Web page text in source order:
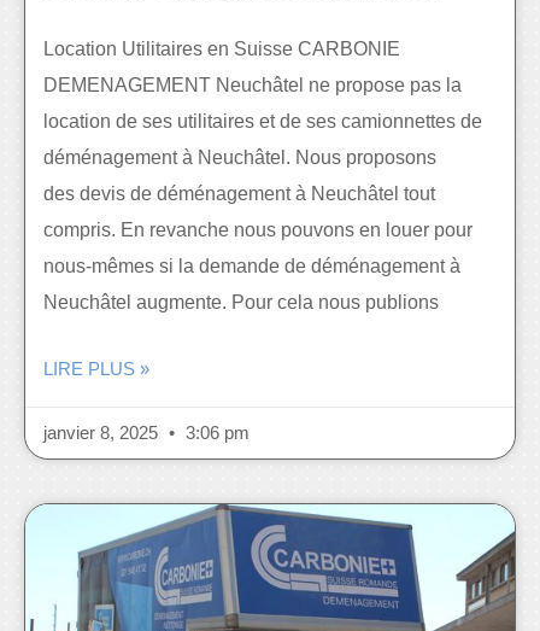
Location Utilitaires en Suisse CARBONIE
DEMENAGEMENT Neuchâtel ne propose pas la
location de ses utilitaires et de ses camionnettes de
déménagement à Neuchâtel. Nous proposons
des devis de déménagement à Neuchâtel tout
compris. En revanche nous pouvons en louer pour
nous-mêmes si la demande de déménagement à
Neuchâtel augmente. Pour cela nous publions
LIRE PLUS »
janvier 8, 2025 3:06 pm